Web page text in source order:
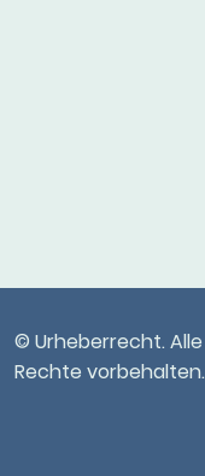
© Urheberrecht. Alle
Rechte vorbehalten.